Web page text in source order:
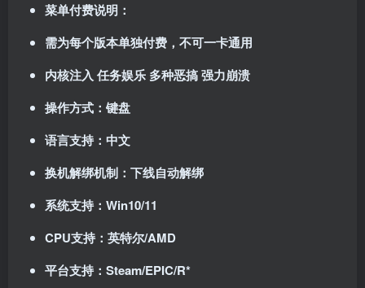
菜单付费说明：
需为每个版本单独付费，不可一卡通用
内核注入 任务娱乐 多种恶搞 强力崩溃
操作方式：键盘
语言支持：中文
换机解绑机制：下线自动解绑
系统支持：Win10/11
CPU支持：英特尔/AMD
平台支持：Steam/EPIC/R*